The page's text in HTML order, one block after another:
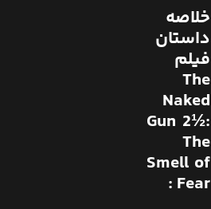
خلاصه
داستان
فیلم
The
Naked
Gun 2½:
The
Smell of
Fear :